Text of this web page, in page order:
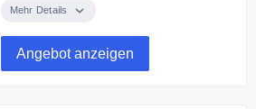
VITAL Gutscheinen
Mehr Details
Angebot anzeigen